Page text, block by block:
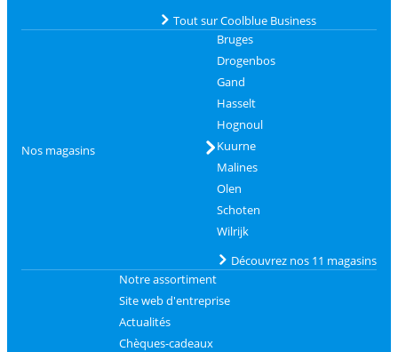
Tout sur Coolblue Business
Nos magasins
Bruges
Drogenbos
Gand
Hasselt
Hognoul
Kuurne
Malines
Olen
Schoten
Wilrijk
Découvrez nos 11 magasins
Notre assortiment
Site web d'entreprise
Actualités
Chèques-cadeaux